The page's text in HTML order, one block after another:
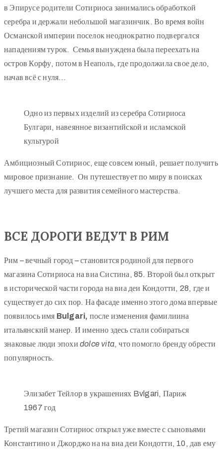
в Эпирусе родители Сотириоса занимались обработкой
серебра и держали небольшой магазинчик. Во время войн
Османской империи поселок неоднократно подвергался
нападениям турок. Семья вынуждена была переехать на
остров Корфу, потом в Неаполь, где продолжила свое дело,
начав всё с нуля…
Одно из первых изделий из серебра Сотириоса
Булгари, навеянное византийской и исламской
культурой
Амбициозный Сотириос, еще совсем юный, решает получить
мировое признание. Он путешествует по миру в поисках
лучшего места для развития семейного мастерства.
ВСЕ ДОРОГИ ВЕДУТ В РИМ
Рим – вечный город – становится родиной для первого
магазина Сотириоса на виа Систина, 85. Второй был открыт
в исторической части города на виа деи Кондотти, 28, где и
существует до сих пор. На фасаде именно этого дома впервые
появилось имя Bulgari, после изменения фамилиина
итальянский манер. И именно здесь стали собираться
знаковые люди эпохи dolce vita, что помогло бренду обрести
популярность.
Элизабет Тейлор в украшениях Bvlgari, Париж
1967 год
Третий магазин Сотириос открыл уже вместе с сыновьями
Константино и Джорджо на на виа деи Кондотти, 10, дав ему